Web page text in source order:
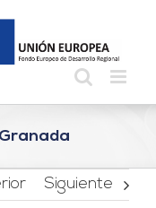
Siguiente